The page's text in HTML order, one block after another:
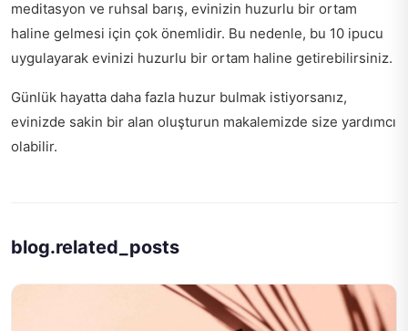
meditasyon ve ruhsal barış, evinizin huzurlu bir ortam
haline gelmesi için çok önemlidir. Bu nedenle, bu 10 ipucu
uygulayarak evinizi huzurlu bir ortam haline getirebilirsiniz.
Günlük hayatta daha fazla huzur bulmak istiyorsanız,
evinizde sakin bir alan oluşturun makalemizde size yardımcı
olabilir.
blog.related_posts